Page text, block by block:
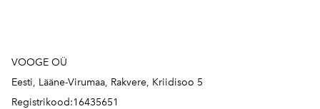
VOOGE OÜ
Eesti, Lääne-Virumaa, Rakvere, Kriidisoo 5
Registrikood:16435651